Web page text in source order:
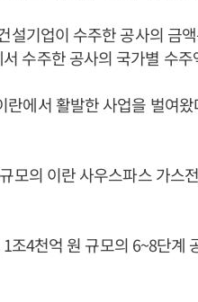
설기업이 수주한 공사의 금
수주한 공사의 국가별 수
란에서 활발한 사업을 벌여왔
모의 이란 사우스파스 가스
조4천억 원 규모의 6~8단계